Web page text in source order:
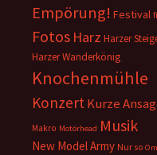
Empörung! Festival
Fotos Harz Harzer
Harzer Wanderkönig
Knochenmühle
KonzertKurze
Makro Motörhead Musik
New Model Army Nur so